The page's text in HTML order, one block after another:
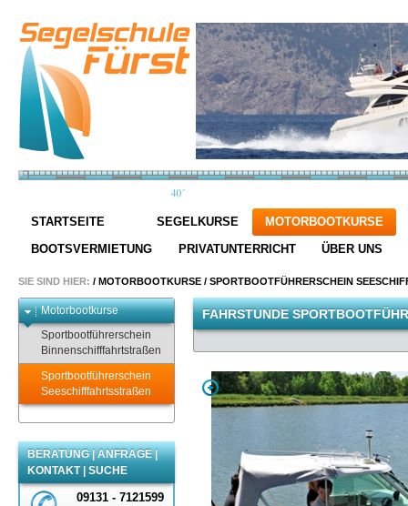
STARTSEITE SEGELKURSE MOTORBOOTKURSE
BOOTSVERMIETUNG PRIVATUNTERRICHT ÜBER UNS
SIE SIND HIER: / MOTORBOOTKURSE / SPORTBOOTFÜHRERSCHEIN
Motorbootkurse
Sportbootführerschein
Binnenschifffahrtstraßen
Sportbootführerschein
Seeschifffahrtsstraßen
BERATUNG | ANFRAGE |
KONTAKT | SUCHE
09131 - 7121599
FAHRSTUNDE